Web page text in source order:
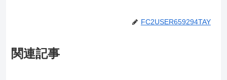
FC2USER659294TAY
関連記事